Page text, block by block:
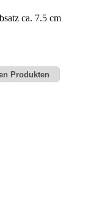
ca. 7.5 cm
Produkten